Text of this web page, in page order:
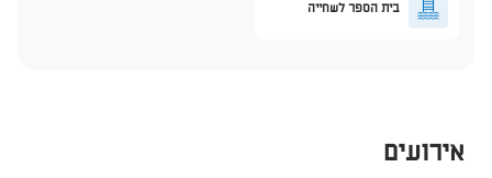
בית הספר לשחייה
אירועים